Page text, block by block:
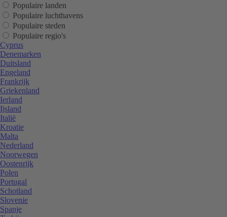
Populaire landen
Populaire luchthavens
Populaire steden
Populaire regio's
Cyprus
Denemarken
Duitsland
Engeland
Frankrijk
Griekenland
Ierland
Ijsland
Italië
Kroatie
Malta
Nederland
Noorwegen
Oostenrijk
Polen
Portugal
Schotland
Slovenie
Spanje